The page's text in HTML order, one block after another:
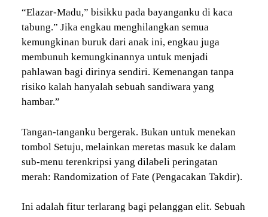
“Elazar-Madu,” bisikku pada bayanganku di kaca
tabung.” Jika engkau menghilangkan semua
kemungkinan buruk dari anak ini, engkau juga
membunuh kemungkinannya untuk menjadi
pahlawan bagi dirinya sendiri. Kemenangan tanpa
risiko kalah hanyalah sebuah sandiwara yang
hambar.”
Tangan-tanganku bergerak. Bukan untuk menekan
tombol Setuju, melainkan meretas masuk ke dalam
sub-menu terenkripsi yang dilabeli peringatan
merah: Randomization of Fate (Pengacakan Takdir).
Ini adalah fitur terlarang bagi pelanggan elit. Sebuah